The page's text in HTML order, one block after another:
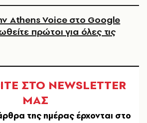
Athens Voice στο Google
πρώτοι για όλες τις
ΣΤΟ NEWSLETTER
ΜΑΣ
της ημέρας έρχονται στο